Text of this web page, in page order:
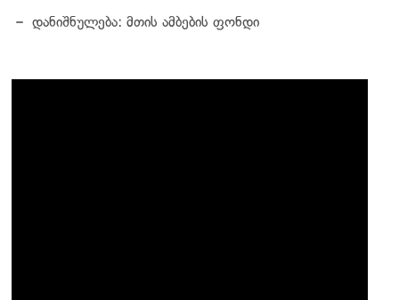
დანიშნულება: მთის ამბების ფონდი